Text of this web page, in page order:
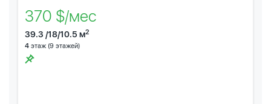
370 $/мес
39.3 /18/10.5 м2
4 этаж (9 этажей)